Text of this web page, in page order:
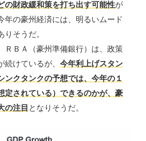
の財政緩和策を打ち出す可能性が
年の豪州経済には、明るいムード
りそうだ。
ＢＡ（豪州準備銀行）は、政策
続けているが、 今年利上げスタン
ンクタンクの予想では、今年の１
定されている）できるのかが、豪
の注目 となりそうだ。